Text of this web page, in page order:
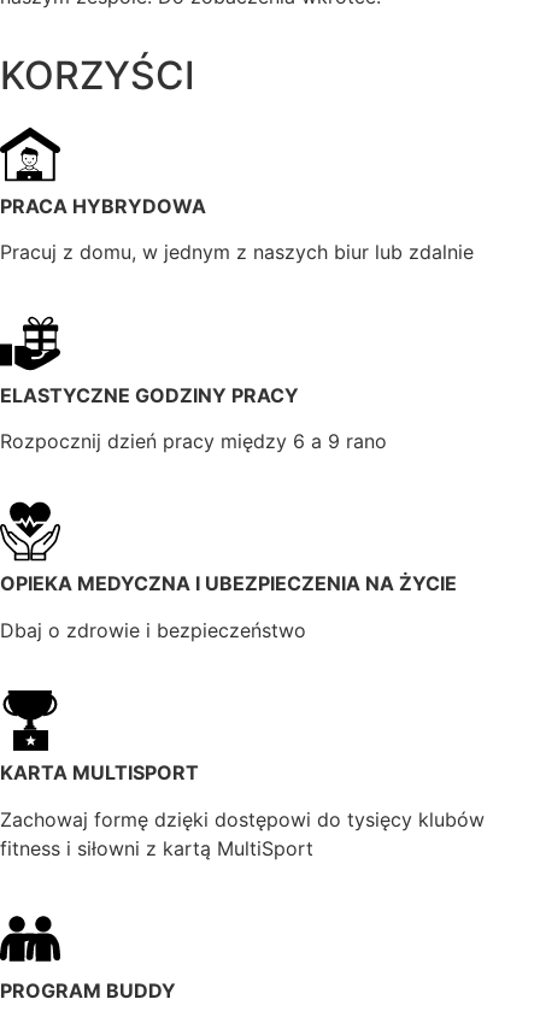
KORZYŚCI
PRACA HYBRYDOWA
Pracuj z domu, w jednym z naszych biur lub zdalnie
ELASTYCZNE GODZINY PRACY
Rozpocznij dzień pracy między 6 a 9 rano
OPIEKA MEDYCZNA I UBEZPIECZENIA NA ŻYCIE
Dbaj o zdrowie i bezpieczeństwo
KARTA MULTISPORT
Zachowaj formę dzięki dostępowi do tysięcy klubów
fitness i siłowni z kartą MultiSport
PROGRAM BUDDY